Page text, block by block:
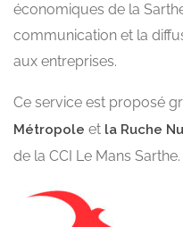
économiques de la
communication et la
aux entreprises.
Ce service est proposé
Métropole et la Ruche
de la CCI Le Mans Sarthe.